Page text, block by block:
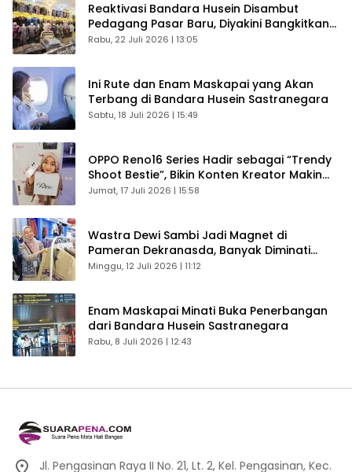
Reaktivasi Bandara Husein Disambut
Pedagang Pasar Baru, Diyakini Bangkitkan
Kembali Ekonomi Bandung
Rabu, 22 Juli 2026 | 13:05
Ini Rute dan Enam Maskapai yang Akan
Terbang di Bandara Husein Sastranegara
Sabtu, 18 Juli 2026 | 15:49
OPPO Reno16 Series Hadir sebagai “Trendy
Shoot Bestie”, Bikin Konten Kreator Makin
Betah
Jumat, 17 Juli 2026 | 15:58
Wastra Dewi Sambi Jadi Magnet di
Pameran Dekranasda, Banyak Diminati
Pengunjung
Minggu, 12 Juli 2026 | 11:12
Enam Maskapai Minati Buka Penerbangan
dari Bandara Husein Sastranegara
Rabu, 8 Juli 2026 | 12:43
Jl. Pengasinan Raya II No. 21, Lt. 2, Kel. Pengasinan, Kec.